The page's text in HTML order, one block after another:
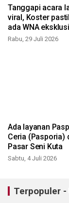
Tanggapi acara
viral, Koster
ada WNA
Rabu, 29 Juli 2026
Ada layanan
Ceria (Pasporia)
Pasar Seni Kuta
Sabtu, 4 Juli 2026
Terpopuler